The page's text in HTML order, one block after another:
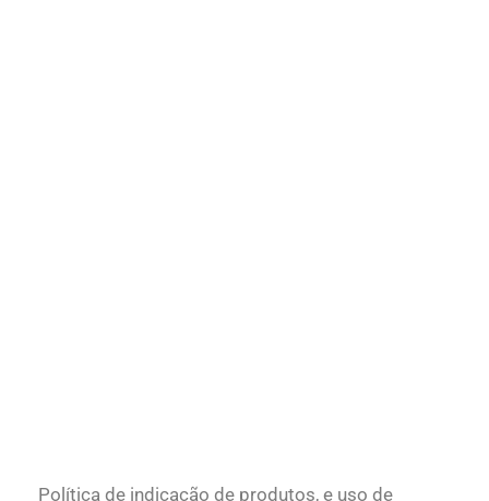
Política de indicação de produtos, e uso de